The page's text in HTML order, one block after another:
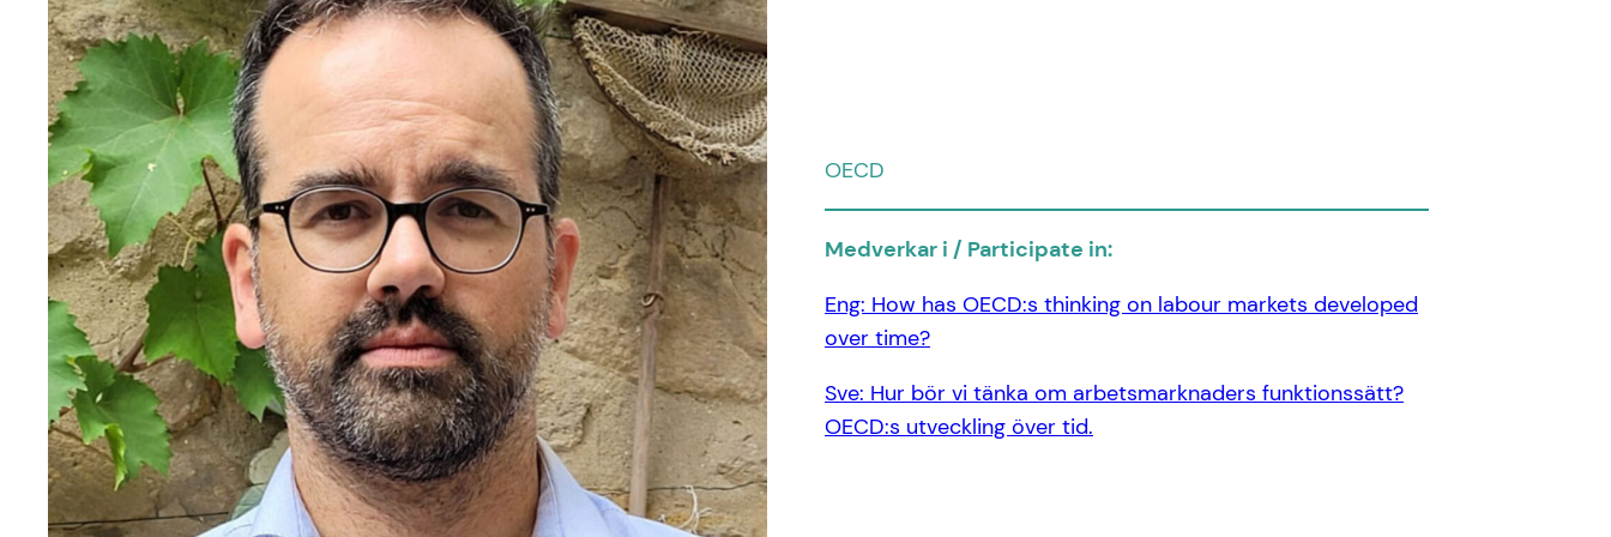
OECD
Medverkar i / Participate in:
Eng: How has OECD:s thinking on labour markets developed
over time?
Sve: Hur bör vi tänka om arbetsmarknaders funktionssätt?
OECD:s utveckling över tid.